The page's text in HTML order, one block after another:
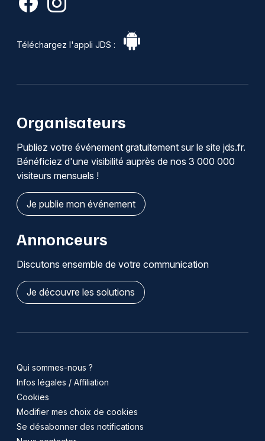
Téléchargez l'appli JDS :
Organisateurs
Publiez votre événement gratuitement sur le site jds.fr.
Bénéficiez d'une visibilité auprès de nos 3 000 000
visiteurs mensuels !
Je publie mon événement
Annonceurs
Discutons ensemble de votre communication
Je découvre les solutions
Qui sommes-nous ?
Infos légales / Affiliation
Cookies
Modifier mes choix de cookies
Se désabonner des notifications